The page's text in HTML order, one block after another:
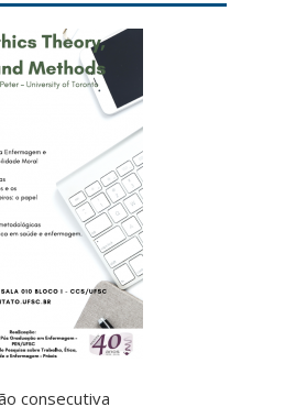
consecutiva